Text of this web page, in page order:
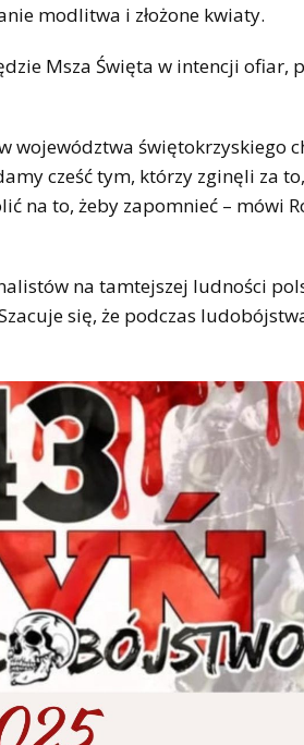
modlitwa i złożone kwiaty.
Msza Święta w intencji ofiar,
województwa świętokrzyskiego
cześć tym, którzy zginęli za
na to, żeby zapomnieć – mówi
na tamtejszej ludności
się, że podczas